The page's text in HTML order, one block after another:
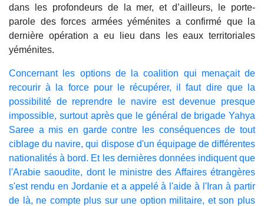
dans les profondeurs de la mer, et d’ailleurs, le porte-
parole des forces armées yéménites a confirmé que la
dernière opération a eu lieu dans les eaux territoriales
yéménites.
Concernant les options de la coalition qui menaçait de
recourir à la force pour le récupérer, il faut dire que la
possibilité de reprendre le navire est devenue presque
impossible, surtout après que le général de brigade Yahya
Saree a mis en garde contre les conséquences de tout
ciblage du navire, qui dispose d'un équipage de différentes
nationalités à bord. Et les dernières données indiquent que
l'Arabie saoudite, dont le ministre des Affaires étrangères
s'est rendu en Jordanie et a appelé à l'aide à l'Iran à partir
de là, ne compte plus sur une option militaire, et son plus